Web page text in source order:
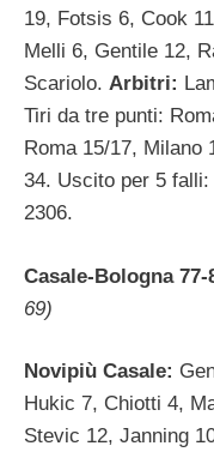
19, Fotsis 6, Cook
Melli 6, Gentile 12,
Scariolo. Arbitri:
Tiri da tre punti:
Roma 15/17, Milano
34. Uscito per 5 falli:
2306.
Casale-Bologna 77-
69)
Novipiù Casale:
Hukic 7, Chiotti 4,
Stevic 12, Janning